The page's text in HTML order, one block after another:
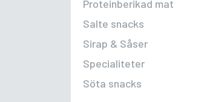
Proteinberikad mat
Salte snacks
Sirap & Såser
Specialiteter
Söta snacks